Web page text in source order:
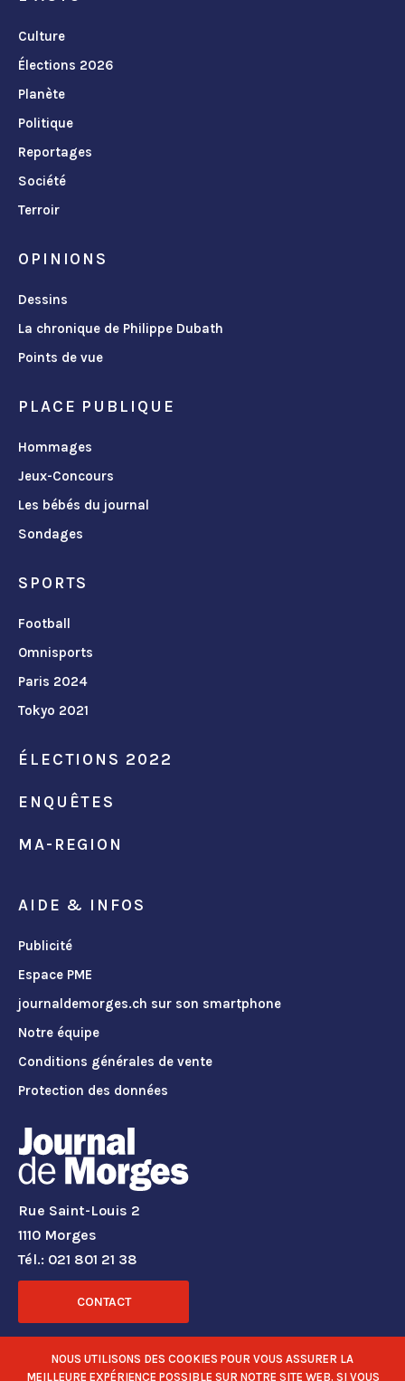
Culture
Élections 2026
Planète
Politique
Reportages
Société
Terroir
OPINIONS
Dessins
La chronique de Philippe Dubath
Points de vue
PLACE PUBLIQUE
Hommages
Jeux-Concours
Les bébés du journal
Sondages
SPORTS
Football
Omnisports
Paris 2024
Tokyo 2021
ÉLECTIONS 2022
ENQUÊTES
MA-REGION
AIDE & INFOS
Publicité
Espace PME
journaldemorges.ch sur son smartphone
Notre équipe
Conditions générales de vente
Protection des données
Rue Saint-Louis 2
1110 Morges
Tél.: 021 801 21 38
CONTACT
RÉSEAUX SOCIAUX
NOUS UTILISONS DES COOKIES POUR VOUS ASSURER LA
MEILLEURE EXPÉRIENCE POSSIBLE SUR NOTRE SITE WEB. SI VOUS